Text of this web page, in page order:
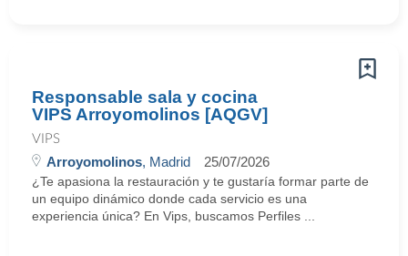
Responsable sala y cocina
VIPS Arroyomolinos [AQGV]
VIPS
Arroyomolinos, Madrid 25/07/2026
¿Te apasiona la restauración y te gustaría formar parte de
un equipo dinámico donde cada servicio es una
experiencia única? En Vips, buscamos Perfiles ...